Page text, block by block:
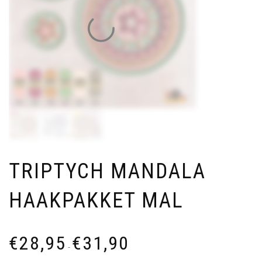
TRIPTYCH MANDALA
HAAKPAKKET MAL
€28,95 - €31,90